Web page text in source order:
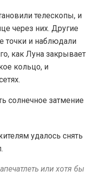
телескопы, и
через них. Другие
и наблюдали
как Луна закрывает
кольцо, и
удалось снять
или хотя бы